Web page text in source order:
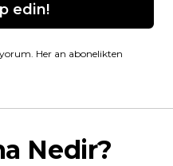
edin!
Her an abonelikten
Nedir?